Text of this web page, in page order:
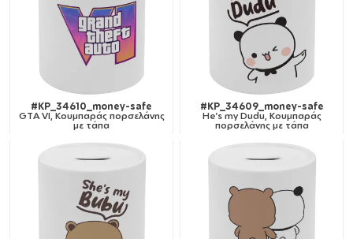
#KP_34610_money-safe
GTA VI, Κουμπαράς πορσελάνης
με τάπα
#KP_34609_money-safe
He's my Dudu, Κουμπαράς
πορσελάνης με τάπα